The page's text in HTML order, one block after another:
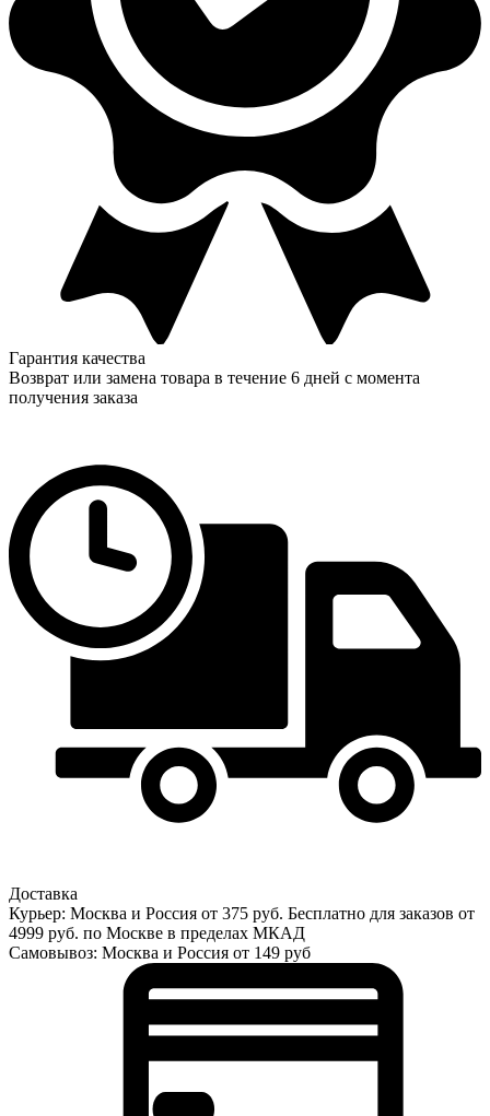
Гарантия качества
Возврат или замена товара в течение 6 дней с момента
получения заказа
Доставка
Курьер: Москва и Россия от 375 руб. Бесплатно для заказов от
4999 руб. по Москве в пределах МКАД
Самовывоз: Москва и Россия от 149 руб